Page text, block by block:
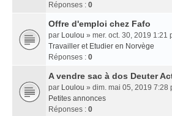
Réponses : 0
Offre d'emploi chez Fafo
par Loulou » mer. oct. 30, 2019 1:21
Travailler et Etudier en Norvège
Réponses : 0
A vendre sac à dos Deuter
par Loulou » dim. mai 05, 2019 7:28
Petites annonces
Réponses : 0